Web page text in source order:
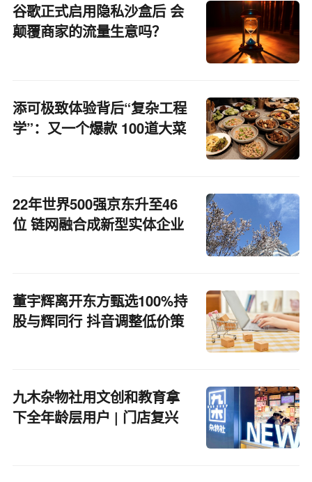
谷歌正式启用隐私沙盒后 会
颠覆商家的流量生意吗？
添可极致体验背后“复杂工程
学”：又一个爆款 100道大菜
22年世界500强京东升至46
位 链网融合成新型实体企业
董宇辉离开东方甄选100%持
股与辉同行 抖音调整低价策
九木杂物社用文创和教育拿
下全年龄层用户 | 门店复兴